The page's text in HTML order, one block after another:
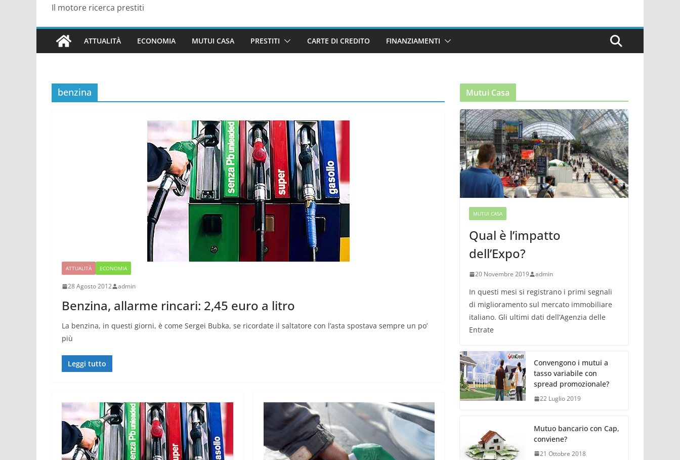
Il motore ricerca prestiti
ATTUALITÀ ECONOMIA MUTUI CASA PRESTITI CARTE DI CREDITO FINANZIAMENTI
benzina
ATTUALITÀ ECONOMIA
28 Agosto 2012 admin
Benzina, allarme rincari: 2,45 euro a litro
La benzina, in questi giorni, è come Sergei Bubka, se ricordate il saltatore con l’asta spostava sempre un po’
più
Leggi tutto
Mutui Casa
MUTUI CASA
Qual è l’impatto
dell’Expo?
20 Novembre 2019 admin
In questi mesi si registrano i primi segnali
di miglioramento sul mercato immobiliare
italiano. Gli ultimi dati dell’Agenzia delle
Entrate
Convengono i mutui a
tasso variabile con
spread promozionale?
22 Luglio 2019
Mutuo bancario con Cap,
conviene?
21 Ottobre 2018